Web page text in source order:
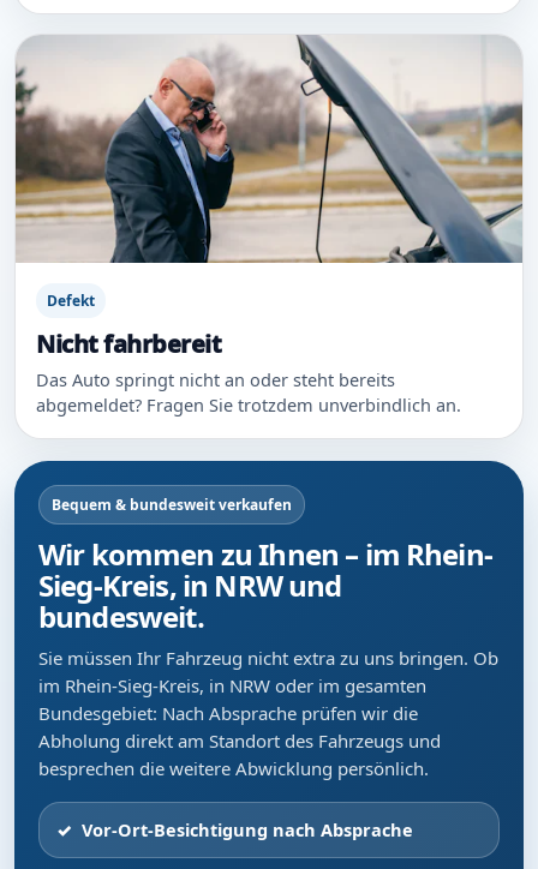
Defekt
Nicht fahrbereit
Das Auto springt nicht an oder steht bereits
abgemeldet? Fragen Sie trotzdem unverbindlich an.
Bequem & bundesweit verkaufen
Wir kommen zu Ihnen – im Rhein-
Sieg-Kreis, in NRW und
bundesweit.
Sie müssen Ihr Fahrzeug nicht extra zu uns bringen. Ob
im Rhein-Sieg-Kreis, in NRW oder im gesamten
Bundesgebiet: Nach Absprache prüfen wir die
Abholung direkt am Standort des Fahrzeugs und
besprechen die weitere Abwicklung persönlich.
Vor-Ort-Besichtigung nach Absprache